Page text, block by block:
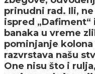
prinudni rad. Ili,
ispred
banaka u vreme
pominjanje
razvrstava našu
One nisu što i